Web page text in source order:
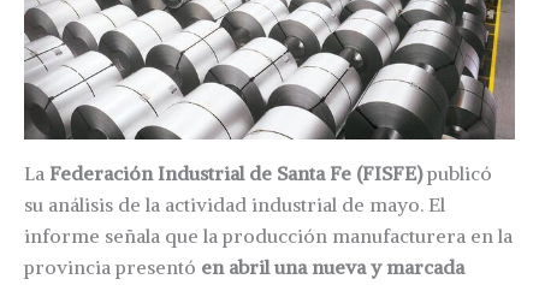
La Federación Industrial de Santa Fe (FISFE)publicó
su análisis de la actividad industrial de mayo. El
informe señala que la producción manufacturera en la
provincia presentó en abril una nueva y marcada